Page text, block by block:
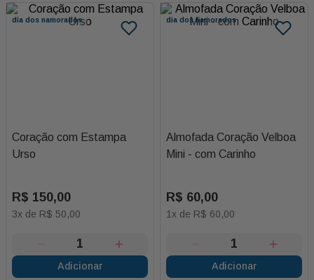
dia dos namorados
Coração com Estampa
Urso
R$ 150,00
3x de R$ 50,00
Adicionar
dia dos namorados
Almofada Coração Velboa
Mini - com Carinho
R$ 60,00
1x de R$ 60,00
Adicionar